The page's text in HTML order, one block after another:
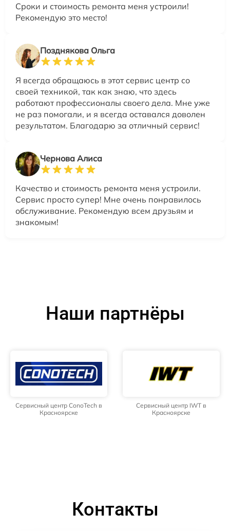
Сроки и стоимость ремонта меня устроили!
Рекомендую это место!
Позднякова Ольга
Я всегда обращаюсь в этот сервис центр со
своей техникой, так как знаю, что здесь
работают профессионалы своего дела. Мне уже
не раз помогали, и я всегда оставался доволен
результатом. Благодарю за отличный сервис!
Чернова Алиса
Качество и стоимость ремонта меня устроили.
Сервис просто супер! Мне очень понравилось
обслуживание. Рекомендую всем друзьям и
знакомым!
Наши партнёры
Сервисный центр ConoTech в
Красноярске
Сервисный центр IWT в
Красноярске
Контакты